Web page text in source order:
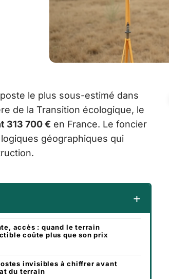
le plus sous-estimé dans
de la Transition écologique, le
313 700 € en France. Le foncier
géographiques qui
accès : quand le terrain
coûte plus que son prix
invisibles à chiffrer avant
du terrain